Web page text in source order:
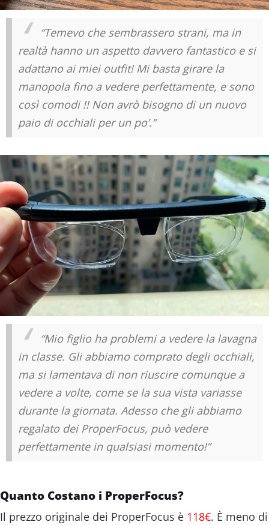
“Temevo che sembrassero strani, ma in
realtà hanno un aspetto davvero fantastico e si
adattano ai miei outfit! Mi basta girare la
manopola fino a vedere perfettamente, e sono
così comodi !! Non avrò bisogno di un nuovo
paio di occhiali per un po’.”
“Mio figlio ha problemi a vedere la lavagna
in classe. Gli abbiamo comprato degli occhiali,
ma si lamentava di non riuscire comunque a
vedere a volte, come se la sua vista variasse
durante la giornata. Adesso che gli abbiamo
regalato dei ProperFocus, può vedere
perfettamente in qualsiasi momento!”
Quanto Costano i ProperFocus?
Il prezzo originale dei ProperFocus è 118€. È meno di